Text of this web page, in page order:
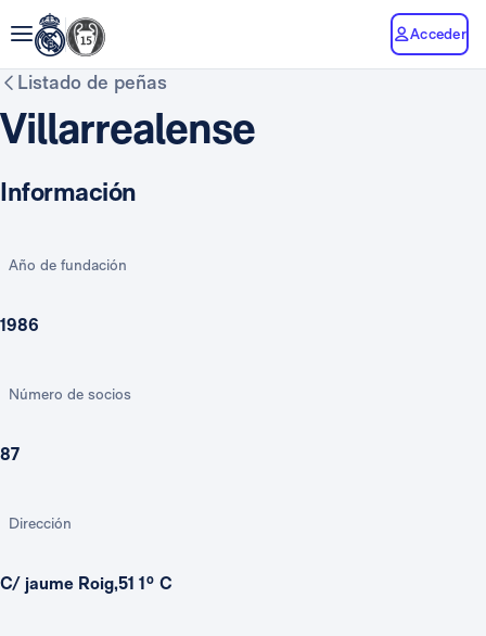
Acceder
Listado de peñas
Villarrealense
Información
Año de fundación
1986
Número de socios
87
Dirección
C/ jaume Roig,51 1º C